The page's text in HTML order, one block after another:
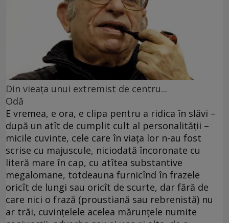
Din vieaţa unui extremist de centru...
Odă
E vremea, e ora, e clipa pentru a ridica în slăvi –
după un atît de cumplit cult al personalităţii –
micile cuvinte, cele care în viaţa lor n-au fost
scrise cu majuscule, niciodată încoronate cu
literă mare în cap, cu atîtea substantive
megalomane, totdeauna furnicînd în frazele
oricît de lungi sau oricît de scurte, dar fără de
care nici o frază (proustiană sau rebrenistă) nu
ar trăi, cuvinţelele acelea mărunţele numite